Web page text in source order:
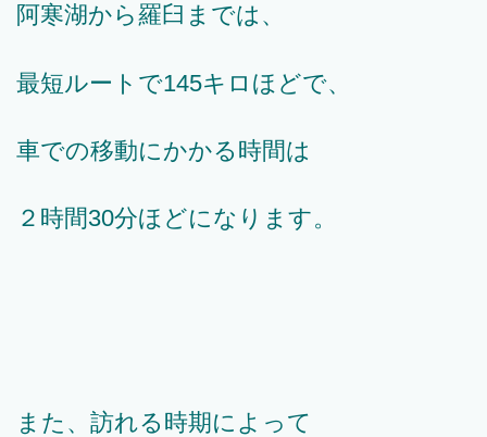
阿寒湖から羅臼までは、
最短ルートで145キロほどで、
車での移動にかかる時間は
２時間30分ほどになります。
また、訪れる時期によって